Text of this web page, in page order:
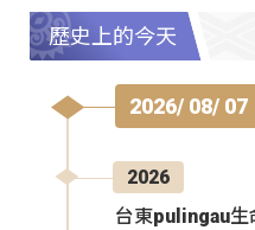
歷史上的今天
2026/ 08/ 07
2026
台東pulingau生